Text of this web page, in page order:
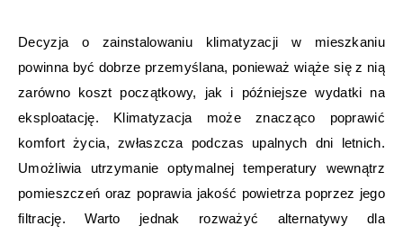
Decyzja o zainstalowaniu klimatyzacji w mieszkaniu
powinna być dobrze przemyślana, ponieważ wiąże się z nią
zarówno koszt początkowy, jak i późniejsze wydatki na
eksploatację. Klimatyzacja może znacząco poprawić
komfort życia, zwłaszcza podczas upalnych dni letnich.
Umożliwia utrzymanie optymalnej temperatury wewnątrz
pomieszczeń oraz poprawia jakość powietrza poprzez jego
filtrację. Warto jednak rozważyć alternatywy dla